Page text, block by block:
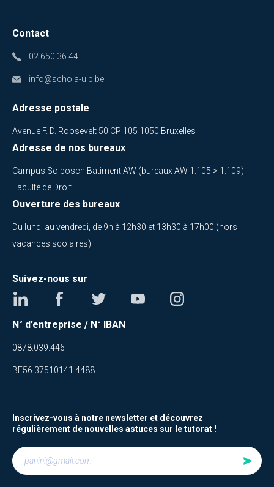
Contact
02 650 36 44
info@schola-ulb.be
Adresse postale
Avenue F. D. Roosevelt 50 CP 105 1050 Bruxelles
Adresse de nos bureaux
Campus Solbosch Batiment AW (bureaux AW 1.105 > 1.109) -
Faculté de Droit
Ouverture des bureaux
Du lundi au vendredi, de 9h à 12h30 et 13h30 à 17h00 (hors
vacances scolaires)
Suivez-nous sur
N° d’entreprise / N° IBAN
0878.039.446
BE56 37510141 4488
Inscrivez-vous à notre newsletter et découvrez
régulièrement de nouvelles astuces sur le tutorat !